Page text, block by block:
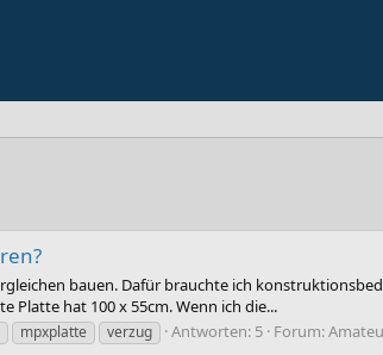
bauen. Dafür brauchte ich
Platte hat 100 x 55cm. Wenn ich die...
mpxplatte verzug Antworten: 5 Forum: